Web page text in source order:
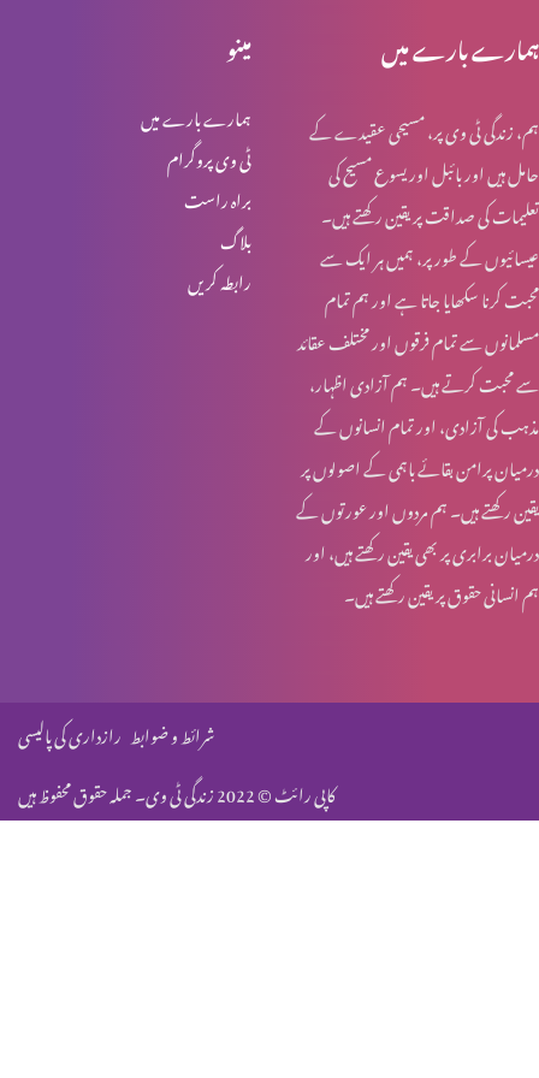
خواجہ سرا کا مقام کلام مقدس میں (حصہ 1)
قربانی کا گوشت اور خواتین کی زمداری
کرسمس اسپیشل: یسوع مسیح کا نسب نامہ اور خواتین
روزہ اور عورت کے شرعی مسایل (حصہ 4)
روزہ اور عورت کے شرعی مسایل (حصہ 3)
روزہ اور عورت کے شرعی مسایل (حصہ 2)
مینو
ہمارے بارے میں
ٹی وی پروگرام
براہ راست
بلاگ
رابطہ کریں
ہمارے بارے میں
ہم، زندگی ٹی وی پر، مسیحی عقیدے کے
حامل ہیں اور بائبل اور یسوع مسیح کی
تعلیمات کی صداقت پر یقین رکھتے ہیں۔
عیسائیوں کے طور پر، ہمیں ہر ایک سے
محبت کرنا سکھایا جاتا ہے اور ہم تمام
مسلمانوں سے تمام فرقوں اور مختلف عقائد
سے محبت کرتے ہیں۔ ہم آزادی اظہار،
مذہب کی آزادی، اور تمام انسانوں کے
درمیان پرامن بقائے باہمی کے اصولوں پر
یقین رکھتے ہیں۔ ہم مردوں اور عورتوں کے
درمیان برابری پر بھی یقین رکھتے ہیں، اور
ہم انسانی حقوق پر یقین رکھتے ہیں۔
کاپی رائٹ © 2022 زندگی ٹی وی۔ جملہ حقوق محفوظ ہیں
شرائط و ضوابط رازداری کی پالیسی